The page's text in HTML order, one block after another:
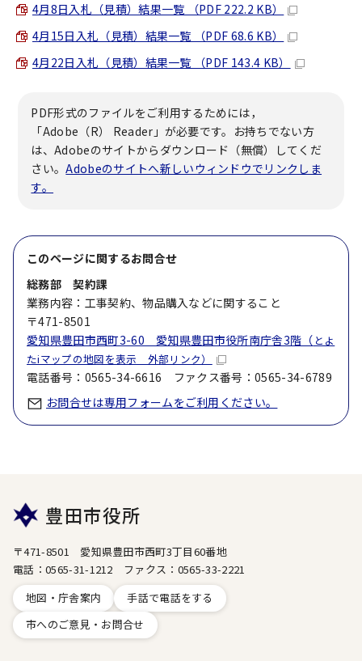
4月8日入札（見積）結果一覧 （PDF 222.2 KB）
4月15日入札（見積）結果一覧 （PDF 68.6 KB）
4月22日入札（見積）結果一覧 （PDF 143.4 KB）
PDF形式のファイルをご利用するためには，
「Adobe（R） Reader」が必要です。お持ちでない方
は、Adobeのサイトからダウンロード（無償）してくだ
さい。Adobeのサイトへ新しいウィンドウでリンクしま
す。
このページに関するお問合せ
総務部 契約課
業務内容：工事契約、物品購入などに関すること
〒471-8501
愛知県豊田市西町3-60 愛知県豊田市役所南庁舎3階（ とよ
たiマップの地図を表示 外部リンク）
電話番号：0565-34-6616 ファクス番号：0565-34-6789
お問合せは専用フォームをご利用ください。
豊田市役所
〒471-8501 愛知県豊田市西町3丁目60番地
電話：0565-31-1212 ファクス：0565-33-2221
地図・庁舎案内
手話で電話をする
市へのご意見・お問合せ